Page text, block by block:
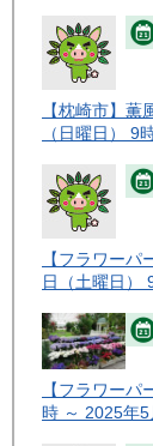
【枕崎市】
（日曜日） 9
【フラワー
日（土曜日）
【フラワー
時 ～ 2025年